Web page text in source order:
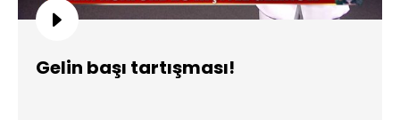
Gelin başı tartışması!